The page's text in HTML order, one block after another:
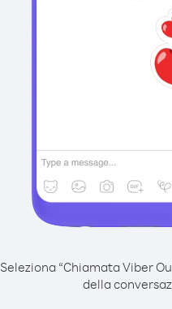
Seleziona “Chiamata Viber
della